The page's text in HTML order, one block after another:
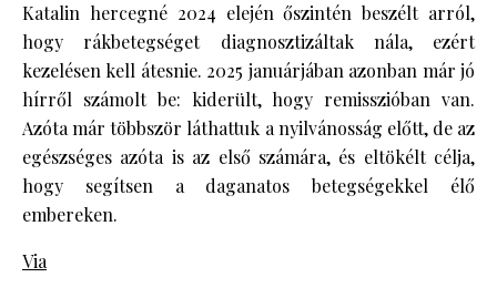
Katalin hercegné 2024 elején őszintén beszélt arról,
hogy rákbetegséget diagnosztizáltak nála, ezért
kezelésen kell átesnie. 2025 januárjában azonban már jó
hírről számolt be: kiderült, hogy remisszióban van.
Azóta már többször láthattuk a nyilvánosság előtt, de az
egészséges azóta is az első számára, és eltökélt célja,
hogy segítsen a daganatos betegségekkel élő
embereken.
Via